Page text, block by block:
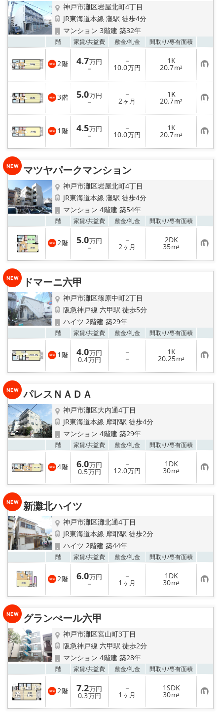
神戸市灘区岩屋北町4丁目
JR東海道本線 灘駅 徒歩4分
マンション 3階建 築32年
階 家賃/共益費 敷金/礼金 間取り/専有面積
2階 4.7万円
－
－
10.0万円
1K
20.7m² お
気
に
入
り
登
録
3階 5.0万円
－
－
2ヶ月
1K
20.7m² お
気
に
入
り
登
録
1 階 4.5万円
－
－
10.0万円
1K
20.7m² お
気
に
り
マツヤパークマンション
神戸市灘区岩屋北町4丁目
JR東海道本線 灘駅 徒歩4分
マンション 4階建 築54年
階 家賃/共益費 敷金/礼金 間取り/専有面積
2階 5.0万円
－
－
2ヶ月
2DK
35m² お
気
に
り
ドマーニ六甲
神戸市灘区篠原中町2丁目
阪急神戸線 六甲駅 徒歩5分
ハイツ 2階建 築29年
階 家賃/共益費 敷金/礼金 間取り/専有面積
1 階 4.0万円
0.4万円
－
－
1K
20.25m² お
気
に
り
パレスＮＡＤＡ
神戸市灘区大内通4丁目
JR東海道本線 摩耶駅 徒歩4分
マンション 4階建 築29年
階 家賃/共益費 敷金/礼金 間取り/専有面積
4階 6.0万円
0.5万円
－
12.0万円
1DK
30m² お
気
に
り
新灘北ハイツ
神戸市灘区灘北通4丁目
JR東海道本線 摩耶駅 徒歩2分
ハイツ 2階建 築44年
階 家賃/共益費 敷金/礼金 間取り/専有面積
2階 6.0万円
－
－
1 ヶ月
1DK
30m² お
気
に
り
グランぺール六甲
神戸市灘区宮山町3丁目
阪急神戸線 六甲駅 徒歩2分
マンション 4階建 築28年
階 家賃/共益費 敷金/礼金 間取り/専有面積
2階 7.2万円
0.3万円
－
1 ヶ月
1SDK
30m² お
気
に